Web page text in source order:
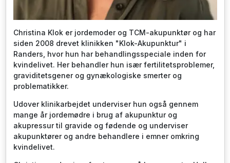
Christina Klok er jordemoder og TCM-akupunktør og har
siden 2008 drevet klinikken "Klok-Akupunktur" i
Randers, hvor hun har behandlingsspeciale inden for
kvindelivet. Her behandler hun især fertilitetsproblemer,
graviditetsgener og gynækologiske smerter og
problematikker.
Udover klinikarbejdet underviser hun også gennem
mange år jordemødre i brug af akupunktur og
akupressur til gravide og fødende og underviser
akupunktører og andre behandlere i emner omkring
kvindelivet.